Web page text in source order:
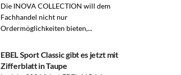
Die INOVA COLLECTION will dem
Fachhandel nicht nur
Ordermöglichkeiten bieten,...
EBEL Sport Classic gibt es jetzt mit
Zifferblatt in Taupe